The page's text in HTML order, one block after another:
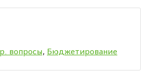
вопросы, Бюджетирование